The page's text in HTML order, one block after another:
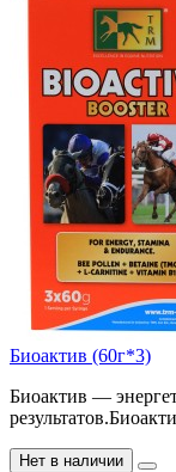
Биоактив (60г*3)
Биоактив —
Нет в наличии